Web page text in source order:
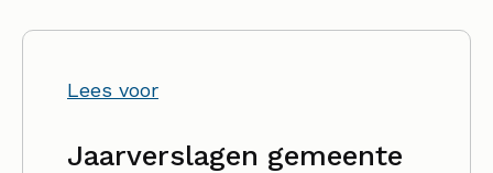
Lees voor
Jaarverslagen gemeente